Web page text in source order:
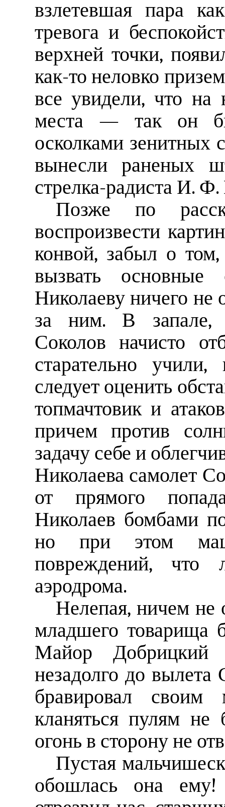
взлетевшая пара
тревога и
верхней точки,
как-то неловко
все увидели, что на
места — так он
осколками зенитных
вынесли раненых
стрелка-радиста И.
Позже по
воспроизвести
конвой, забыл о
вызвать
Николаеву ничего не
за ним. В запале,
Соколов начисто
старательно
следует оценить
топмачтовик и
причем против
задачу себе и
Николаева самолет
от прямого
Николаев бомбами
но при этом
повреждений, что
аэродрома.
Нелепая, ничем не
младшего товарища
Майор Добрицкий
незадолго до вылета
бравировал своим
кланяться пулям
огонь в сторону не
Пустая
обошлась она